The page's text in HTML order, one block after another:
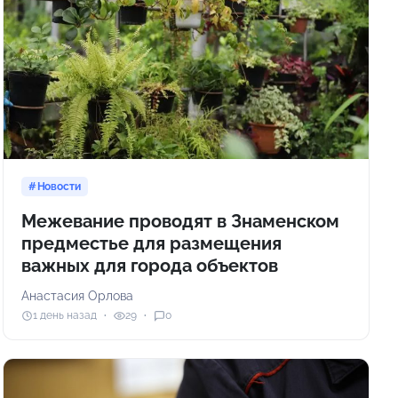
Новости
Межевание проводят в Знаменском
предместье для размещения
важных для города объектов
Анастасия Орлова
1 день назад 29 0